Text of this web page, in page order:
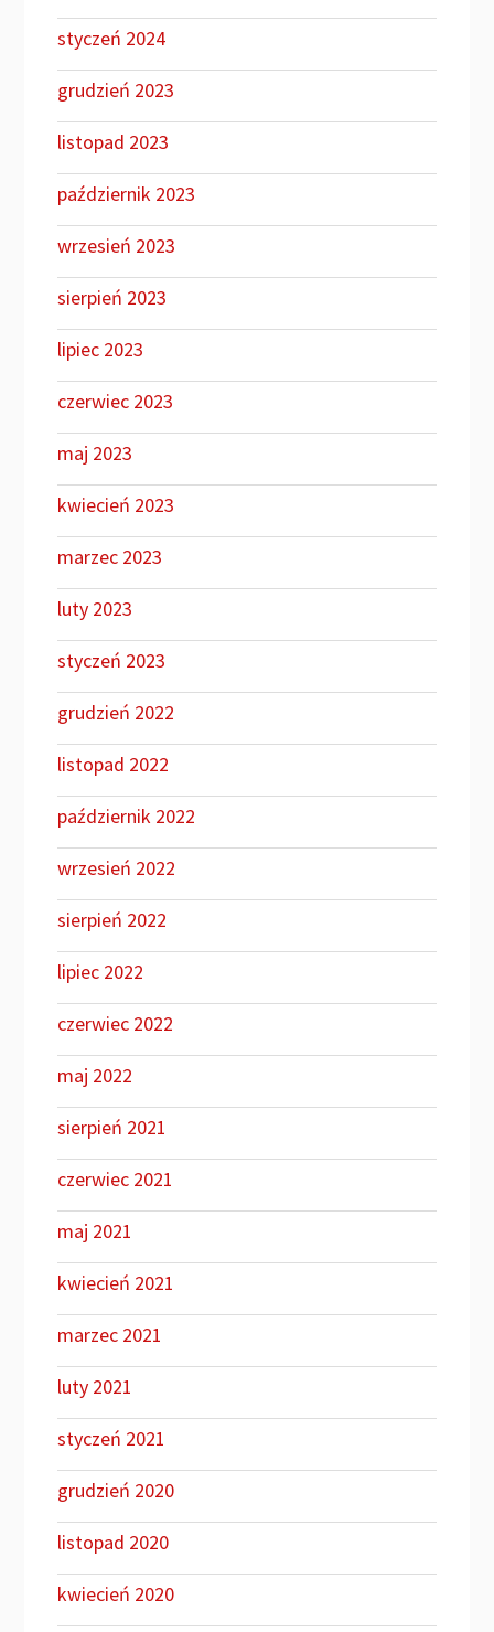
styczeń 2024
grudzień 2023
listopad 2023
październik 2023
wrzesień 2023
sierpień 2023
lipiec 2023
czerwiec 2023
maj 2023
kwiecień 2023
marzec 2023
luty 2023
styczeń 2023
grudzień 2022
listopad 2022
październik 2022
wrzesień 2022
sierpień 2022
lipiec 2022
czerwiec 2022
maj 2022
sierpień 2021
czerwiec 2021
maj 2021
kwiecień 2021
marzec 2021
luty 2021
styczeń 2021
grudzień 2020
listopad 2020
kwiecień 2020